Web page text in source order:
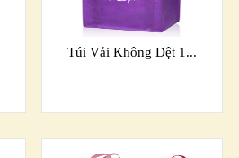
Túi Vải Không Dệt 1...